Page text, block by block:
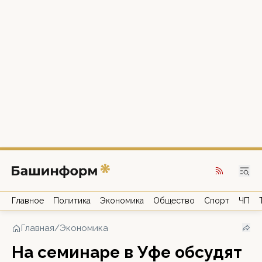
Главное Политика Экономика Общество Спорт ЧП
Главная/Экономика
На семинаре в Уфе обсудят